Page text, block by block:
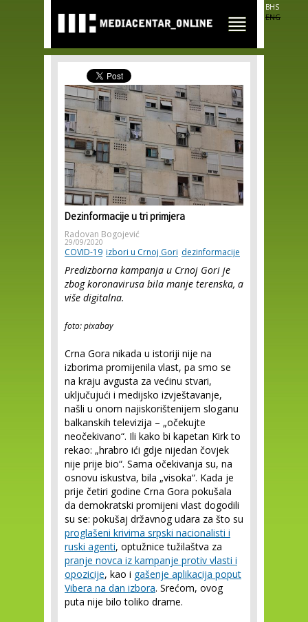
main
content
BHS
ENG
Dezinformacije u tri primjera
Radovan Bogojević
29/09/2020
COVID-19 izbori u Crnoj Gori dezinformacije
Predizborna kampanja u Crnoj Gori je
zbog koronavirusa bila manje terenska, a
više digitalna.
foto: pixabay
Crna Gora nikada u istoriji nije na
izborima promijenila vlast, pa smo se
na kraju avgusta za većinu stvari,
uključujući i medijsko izvještavanje,
našli u onom najiskorištenijem sloganu
balkanskih televizija – „očekujte
neočekivano“. Ili kako bi kapetan Kirk to
rekao: „hrabro ići gdje nijedan čovjek
nije prije bio“. Sama očekivanja su, na
osnovu iskustva, bila „visoka“. Kada je
prije četiri godine Crna Gora pokušala
da demokratski promijeni vlast dogodili
su se: pokušaj državnog udara za što su
proglašeni krivima srpski nacionalisti i
ruski agenti, optužnice tužilaštva za
pranje novca iz kampanje protiv vlasti i
opozicije, kao i gašenje aplikacija poput
Vibera na dan izbora. Srećom, ovog
puta nije bilo toliko drame.